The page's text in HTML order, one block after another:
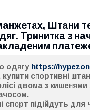
Штани
Тринитка з
одягу https://
, купити спортивні
двома з кишенями
спорт підійдуть для